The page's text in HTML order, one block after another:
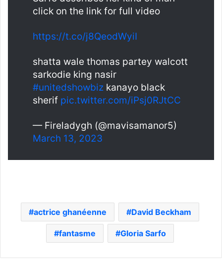
click on the link for full video
https://t.co/j8QeodWyiI
shatta wale thomas partey walcott
sarkodie king nasir
#unitedshowbiz kanayo black
sherif pic.twitter.com/iPsj0RJtCC
— Fireladygh (@mavisamanor5)
March 13, 2023
actrice ghanéenne David Beckham
fantasme Gloria Sarfo